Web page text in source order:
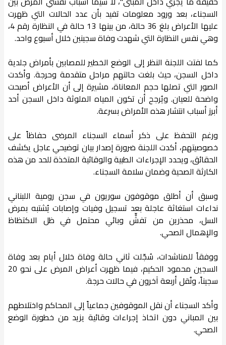
السجناء، بعد ورود معلومات تفيد بأن عدد الحالات التي ظهرت
عليها الأعراض بلغ 36 حالة، من بينها 13 حالة في النظارة رقم 4،
وهي نفس النظارة التي شهدت وفاة سجينين خلال أسبوع واحد.
كما لفتت اللجنة النظر إلى الوضع الخطير للمصابين بأمراض جلدية
داخل السجن، حيث بلغت حالتهم مراحل متقدمة وحرجة. وأكدت
الصور التي تصلها حجم المعاناة، مشيرة إلى أن الأعراض أصبحت
واضحة للعيان. ويُرجح أن تكون المياه الملوثة داخل السجن أحد
أبرز أسباب انتشار هذه الأمراض بسرعة.
ورغم التحفظ على ذكر أسماء السجناء المرضى حفاظاً على
خصوصيتهم، أكدت اللجنة ضرورة إصدار بيان توضيحي عاجل يكشف
الحقائق، ويحدد الإجراءات الطبية والوقائية المتخذة للحد من هذه
الكارثة الصحية وضمان سلامة السجناء.
وسبق أن أطلق موقوفون سوريون في سجن رومية اللبناني
نداءات استغاثة عاجلة بعد تسجيل وفيات وإصابات يُشتبه بمرض
السل، محذرين من تفشٍّ وبائي محتمل في ظل الاكتظاظ
والإهمال الصحي.
ووفقاً للمناشدات، سُجّلت ثاني حالة وفاة خلال أيام بعد وفاة
السجين محمود الحكيم، فيما ظهرت أعراض المرض على نحو 20
سجيناً، ونُقل أربعة آخرون في حالات حرجة.
وأكد السجناء أن نقل الموقوفين جماعياً إلى المحاكم واختلاطهم
بين المباني دون اتخاذ إجراءات وقائية يزيد من خطورة الوضع
الصحي.